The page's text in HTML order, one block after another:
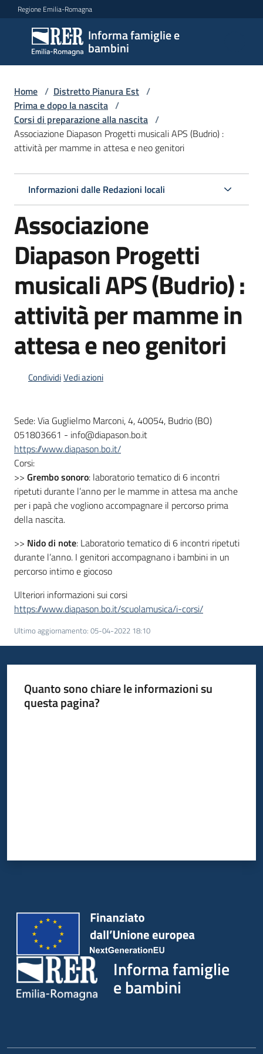
Vai al contenuto
Vai alla navigazione
Vai al footer
Regione Emilia-Romagna
Informa famiglie e
bambini
Informa
famiglie
e
bambini
Argomenti
Servizi
Centri
per
le
famiglie
Informazioni
locali
Home / Distretto Pianura Est /
Prima e dopo la nascita /
Corsi di preparazione alla nascita /
Associazione Diapason Progetti musicali APS (Budrio) :
attività per mamme in attesa e neo genitori
Informazioni dalle Redazioni locali
Associazione
Diapason Progetti
musicali APS (Budrio) :
attività per mamme in
attesa e neo genitori
CondividiVedi azioni
Sede: Via Guglielmo Marconi, 4, 40054, Budrio (BO)
051803661 - info@diapason.bo.it
https://www.diapason.bo.it/
Corsi:
>> Grembo sonoro: laboratorio tematico di 6 incontri
ripetuti durante l’anno per le mamme in attesa ma anche
per i papà che vogliono accompagnare il percorso prima
della nascita.
>> Nido di note: Laboratorio tematico di 6 incontri ripetuti
durante l’anno. I genitori accompagnano i bambini in un
percorso intimo e giocoso
Ulteriori informazioni sui corsi
https://www.diapason.bo.it/scuolamusica/i-corsi/
Ultimo aggiornamento: 05-04-2022 18:10
Quanto sono chiare le informazioni su
questa pagina?
Informa famiglie
e bambini